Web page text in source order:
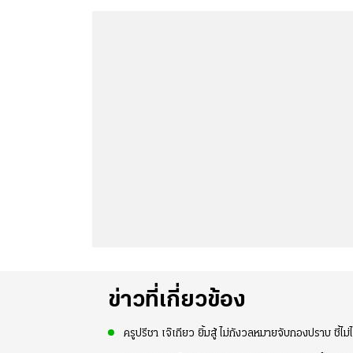
ข่าวที่เกี่ยวข้อง
ครูปรีชา เจ๊เกียว ยิ้มสู้ ไม่กังวลหมายจับกองปราบ ชี้ไม่